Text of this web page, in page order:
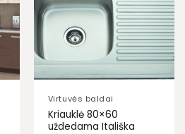
Virtuvės baldai
Kriauklė 80×60
uždedama Itališka